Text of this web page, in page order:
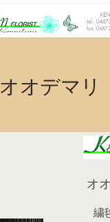
オオデマリ
オ
繍